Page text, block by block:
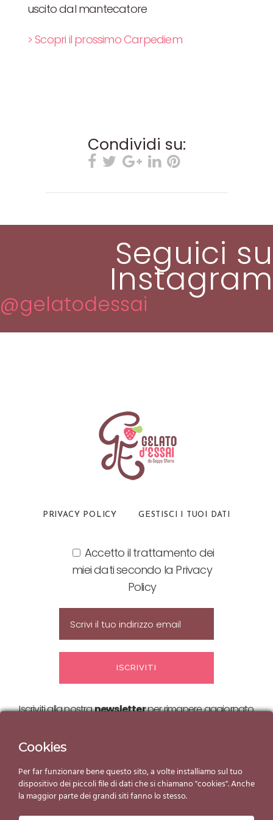
uscito dal mantecatore
> Scopri il prossimo Carpediem
Condividi su:
Seguici su
Instagram
@gelatodessai
PRIVACY POLICY GESTISCI I TUOI DATI
Accetto il trattamento dei
miei dati secondo la Privacy
Policy
Iscriviti alla nostranewsletterper rimanere aggiornato
Cookies
Per far funzionare bene questo sito, a volte installiamo sul tuo
dispositivo dei piccoli file di dati che si chiamano "cookies". Anche
la maggior parte dei grandi siti fanno lo stesso.